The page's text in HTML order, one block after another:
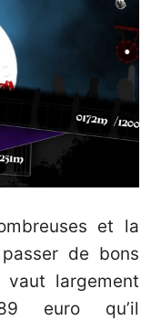
et la
de bons
largement
euro qu’il